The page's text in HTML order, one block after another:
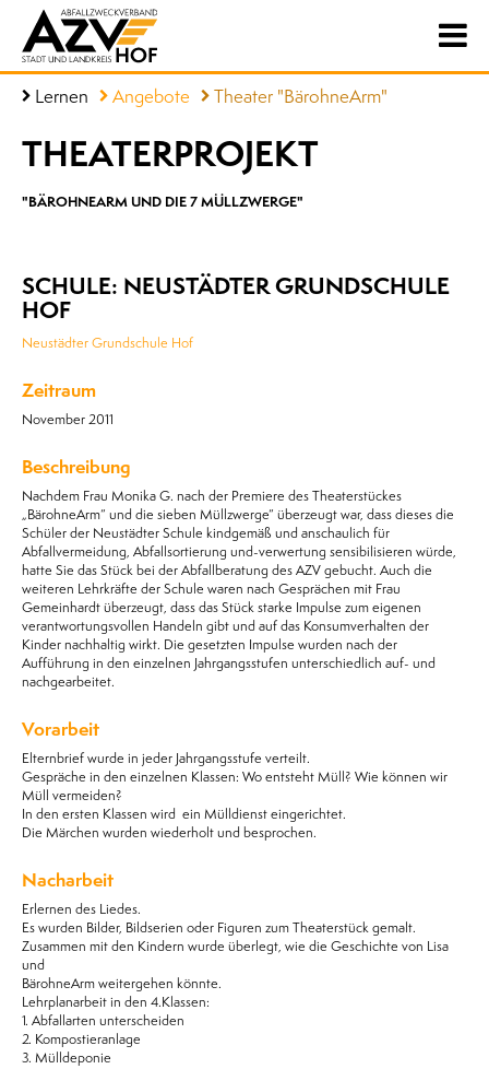
Lernen Angebote Theater "BärohneArm"
THEATERPROJEKT
"BÄROHNEARM UND DIE 7 MÜLLZWERGE"
SCHULE: NEUSTÄDTER GRUNDSCHULE
HOF
Neustädter Grundschule Hof
Zeitraum
November 2011
Beschreibung
Nachdem Frau Monika G. nach der Premiere des Theaterstückes
„BärohneArm“ und die sieben Müllzwerge“ überzeugt war, dass dieses die
Schüler der Neustädter Schule kindgemäß und anschaulich für
Abfallvermeidung, Abfallsortierung und-verwertung sensibilisieren würde,
hatte Sie das Stück bei der Abfallberatung des AZV gebucht. Auch die
weiteren Lehrkräfte der Schule waren nach Gesprächen mit Frau
Gemeinhardt überzeugt, dass das Stück starke Impulse zum eigenen
verantwortungsvollen Handeln gibt und auf das Konsumverhalten der
Kinder nachhaltig wirkt. Die gesetzten Impulse wurden nach der
Aufführung in den einzelnen Jahrgangsstufen unterschiedlich auf- und
nachgearbeitet.
Vorarbeit
Elternbrief wurde in jeder Jahrgangsstufe verteilt.
Gespräche in den einzelnen Klassen: Wo entsteht Müll? Wie können wir
Müll vermeiden?
In den ersten Klassen wird ein Mülldienst eingerichtet.
Die Märchen wurden wiederholt und besprochen.
Nacharbeit
Erlernen des Liedes.
Es wurden Bilder, Bildserien oder Figuren zum Theaterstück gemalt.
Zusammen mit den Kindern wurde überlegt, wie die Geschichte von Lisa
und
BärohneArm weitergehen könnte.
Lehrplanarbeit in den 4.Klassen:
1. Abfallarten unterscheiden
2. Kompostieranlage
3. Mülldeponie